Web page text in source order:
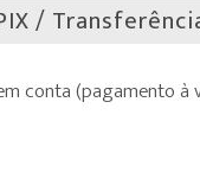
/
conta (pagamento à